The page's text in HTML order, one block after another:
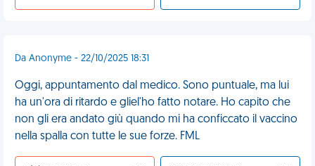
Da Anonyme - 22/10/2025 18:31
Oggi, appuntamento dal medico. Sono puntuale, ma lui
ha un'ora di ritardo e gliel'ho fatto notare. Ho capito che
non gli era andato giù quando mi ha conficcato il vaccino
nella spalla con tutte le sue forze. FML